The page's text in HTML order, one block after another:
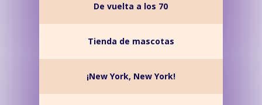
De vuelta a los 70
Tienda de mascotas
¡New York, New York!